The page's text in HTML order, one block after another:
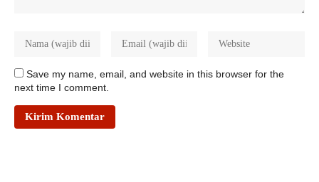
Save my name, email, and website in this browser for the
next time I comment.